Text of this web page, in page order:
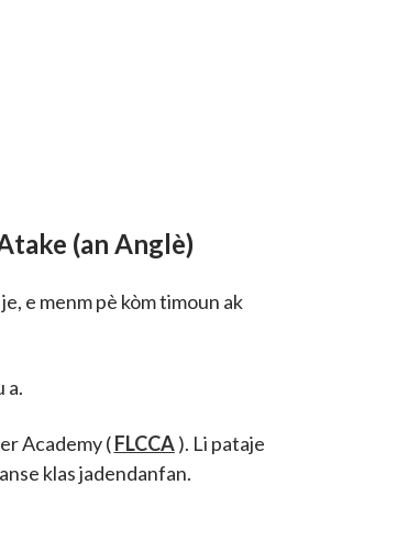
(an Anglè)
e menm pè kòm timoun ak
a.
Academy (FLCCA). Li pataje
klas jadendanfan.